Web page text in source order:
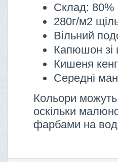
Склад: 80%
280г/м2
Вільний
Капюшон зі
Кишеня
Середні
Кольори можуть
оскільки
фарбами на